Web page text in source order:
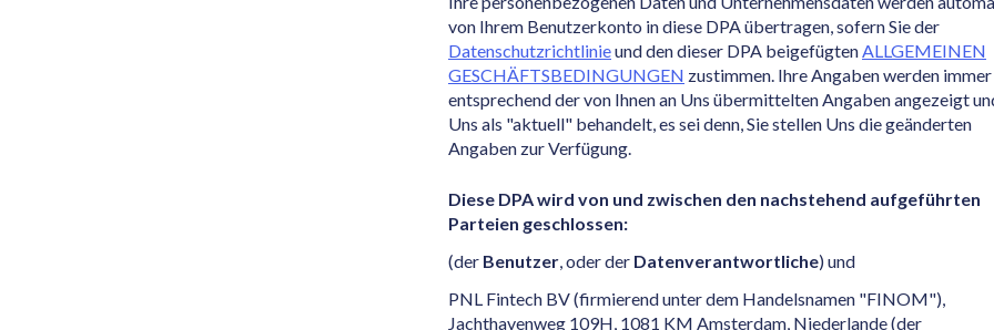
von Ihrem Benutzerkonto in diese DPA übertragen, sofern Sie der
Datenschutzrichtlinieund den dieser DPA beigefügten ALLGEMEINEN
GESCHÄFTSBEDINGUNGEN zustimmen. Ihre Angaben werden immer
entsprechend der von Ihnen an Uns übermittelten Angaben angezeigt
Uns als "aktuell" behandelt, es sei denn, Sie stellen Uns die geänderten
Angaben zur Verfügung.
Diese DPA wird von und zwischen den nachstehend aufgeführten
Parteien geschlossen:
(der Benutzer, oder der Datenverantwortliche) und
PNL Fintech BV (firmierend unter dem Handelsnamen "FINOM"),
Jachthavenweg 109H, 1081 KM Amsterdam, Niederlande (der